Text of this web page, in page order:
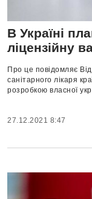
В Україні
ліцензійну
Про це повідомляє
санітарного лікаря
розробкою власної
27.12.2021 8:47